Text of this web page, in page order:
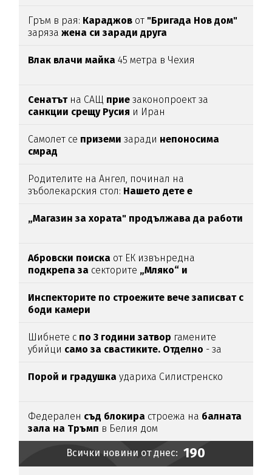
Гръм в рая: Караджов от "Бригада Нов дом"
зарязажена си заради друга
Влак влачи майка 45 метра в Чехия
Сенатътна САЩ прие законопроект за
санкции срещу Русия и Иран
Самолет се приземи заради непоносима
смрад
Родителите на Ангел, починал на
зъболекарския стол: Нашето дете е
антидотътнаупойката
„Магазин за хората" продължава да работи
Абровски поиска от ЕК извънредна
подкрепа за секторите „Мляко“ и
Инспекторите по строежите вече записват с
боди камери
Шибнете с по 3 години затвор гамените
убийци само за свастиките. Отделно - за
Порой и градушка удариха Силистренско
Федерален съд блокира строежа на балната
зала на Тръмп в Белия дом
Всички новини от днес: 190